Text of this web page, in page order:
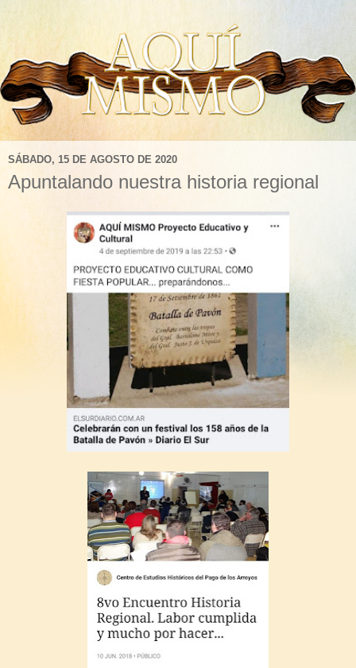
SÁBADO, 15 DE AGOSTO DE 2020
Apuntalando nuestra historia regional